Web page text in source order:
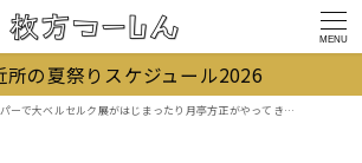
MENU
所の夏祭りスケジュール2026
で大ベルセルク展がはじまったり月亭方正がやってきたり【週末いきたい枚方のイベント】